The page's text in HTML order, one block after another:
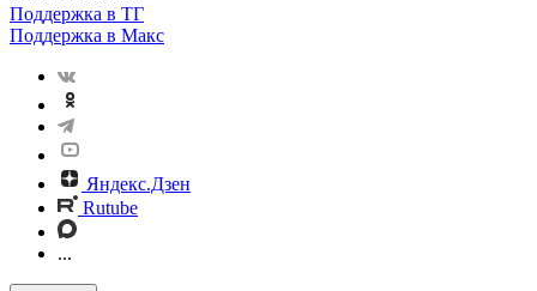
Поддержка в ТГ
Поддержка в Макс
Яндекс.Дзен
Rutube
...